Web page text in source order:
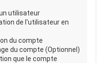
utilisateur
de l'utilisateur en
du compte
du compte (Optionnel)
que le compte